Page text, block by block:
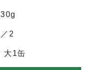
2
大1缶